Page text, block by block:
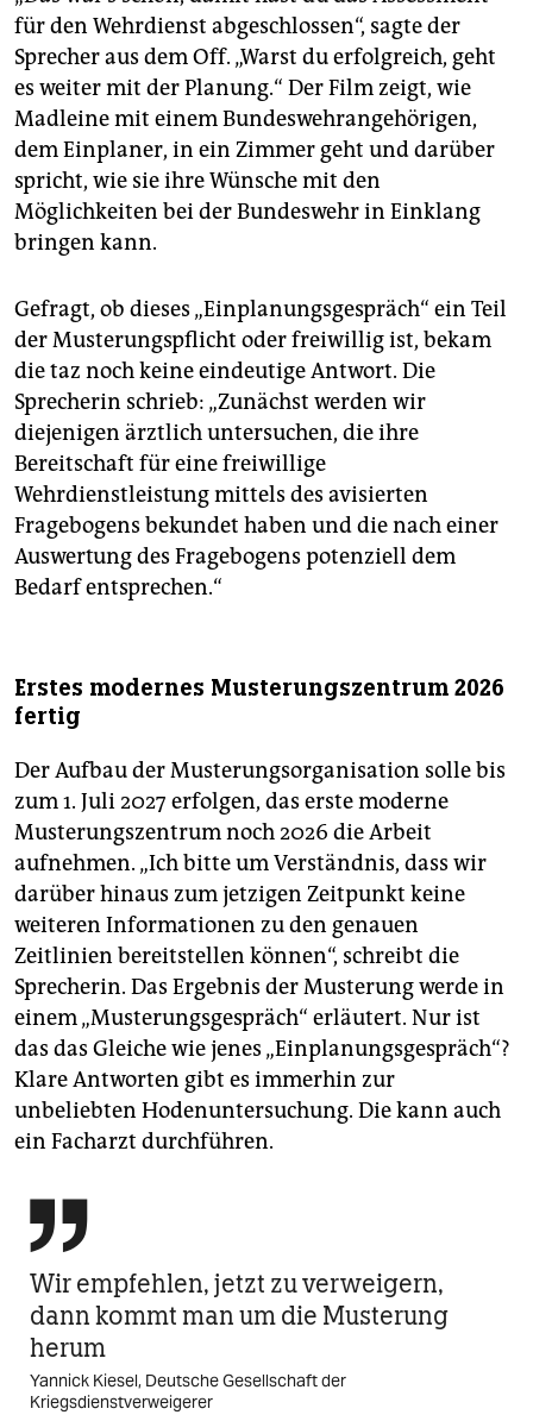
für den Wehrdienst abgeschlossen“, sagte der
Sprecher aus dem Off. „Warst du erfolgreich, geht
es weiter mit der Planung.“ Der Film zeigt, wie
Madleine mit einem Bundeswehrangehörigen,
dem Einplaner, in ein Zimmer geht und darüber
spricht, wie sie ihre Wünsche mit den
Möglichkeiten bei der Bundeswehr in Einklang
bringen kann.
Gefragt, ob dieses „Einplanungsgespräch“ ein Teil
der Musterungspflicht oder freiwillig ist, bekam
die taz noch keine eindeutige Antwort. Die
Sprecherin schrieb: „Zunächst werden wir
diejenigen ärztlich untersuchen, die ihre
Bereitschaft für eine freiwillige
Wehrdienstleistung mittels des avisierten
Fragebogens bekundet haben und die nach einer
Auswertung des Fragebogens potenziell dem
Bedarf entsprechen.“
Erstes modernes Musterungszentrum 2026
fertig
Der Aufbau der Musterungsorganisation solle bis
zum 1. Juli 2027 erfolgen, das erste moderne
Musterungszentrum noch 2026 die Arbeit
aufnehmen. „Ich bitte um Verständnis, dass wir
darüber hinaus zum jetzigen Zeitpunkt keine
weiteren Informationen zu den genauen
Zeitlinien bereitstellen können“, schreibt die
Sprecherin. Das Ergebnis der Musterung werde in
einem „Musterungsgespräch“ erläutert. Nur ist
das das Gleiche wie jenes „Einplanungsgespräch“?
Klare Antworten gibt es immerhin zur
unbeliebten Hodenuntersuchung. Die kann auch
ein Facharzt durchführen.

Wir empfehlen, jetzt zu verweigern,
dann kommt man um die Musterung
herum
Yannick Kiesel, Deutsche Gesellschaft der
Kriegsdienstverweigerer